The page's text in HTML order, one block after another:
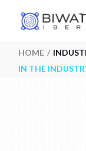
HOME
IN THE